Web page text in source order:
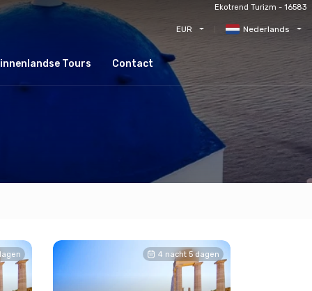
Ekotrend Turizm - 16583
EUR Nederlands
Tours Contact
4 nacht 5 dagen